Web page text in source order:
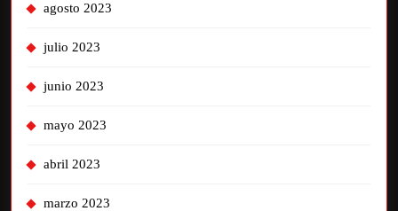
agosto 2023
julio 2023
junio 2023
mayo 2023
abril 2023
marzo 2023